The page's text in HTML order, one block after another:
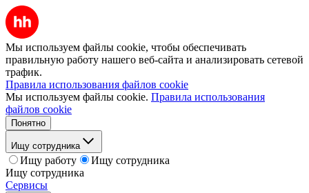
Мы используем файлы cookie, чтобы обеспечивать
правильную работу нашего веб-сайта и анализировать сетевой
трафик.
Правила использования файлов cookie
Мы используем файлы cookie. Правила использования
файлов cookie
Понятно
Ищу сотрудника
Ищу работу
Ищу сотрудника
Ищу сотрудника
Сервисы